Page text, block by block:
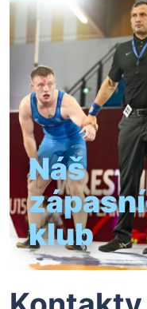
Náš
klub